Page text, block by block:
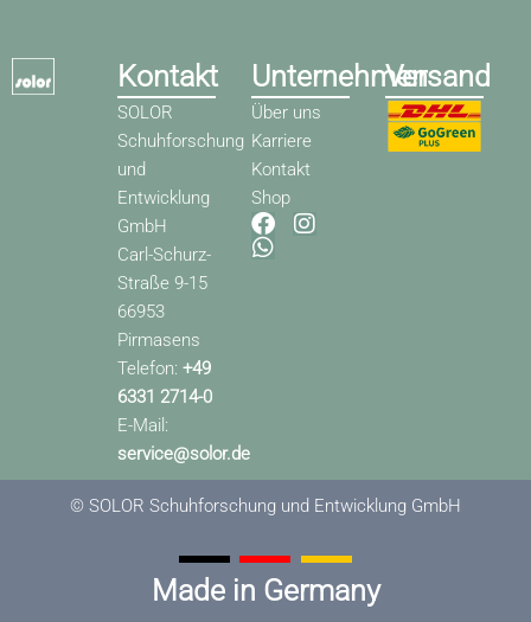
Kontakt
SOLOR
Schuhforschung
und
Entwicklung
GmbH
Carl-Schurz-
Straße 9-15
66953
Pirmasens
Telefon:+49
6331 2714-0
E-Mail:
service@solor.de
Unternehmen
Über uns
Karriere
Kontakt
Shop
F
a
I
W
h
Versand
© SOLOR Schuhforschung und Entwicklung GmbH
Made in Germany